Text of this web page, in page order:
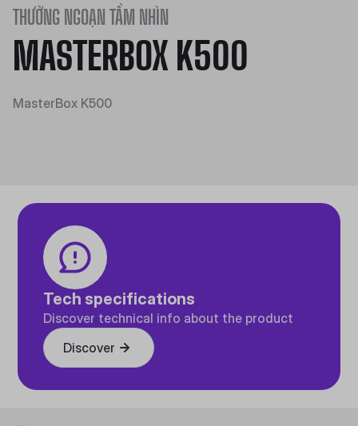
THƯỞNG NGOẠN TẦM NHÌN
MASTERBOX K500
MasterBox K500
Tech specifications
Discover technical info about the product
Discover